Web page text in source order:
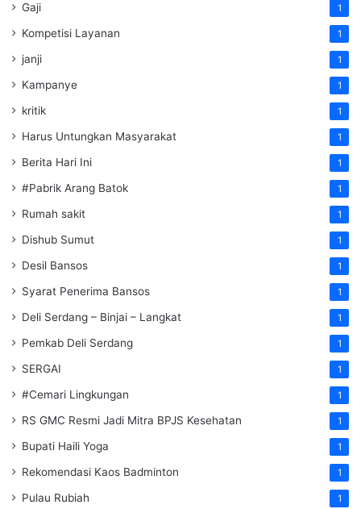
Gaji 1
Kompetisi Layanan 1
janji 1
Kampanye 1
kritik 1
Harus Untungkan Masyarakat 1
Berita Hari Ini 1
#Pabrik Arang Batok 1
Rumah sakit 1
Dishub Sumut 1
Desil Bansos 1
Syarat Penerima Bansos 1
Deli Serdang – Binjai – Langkat 1
Pemkab Deli Serdang 1
SERGAI 1
#Cemari Lingkungan 1
RS GMC Resmi Jadi Mitra BPJS Kesehatan 1
Bupati Haili Yoga 1
Rekomendasi Kaos Badminton 1
Pulau Rubiah 1